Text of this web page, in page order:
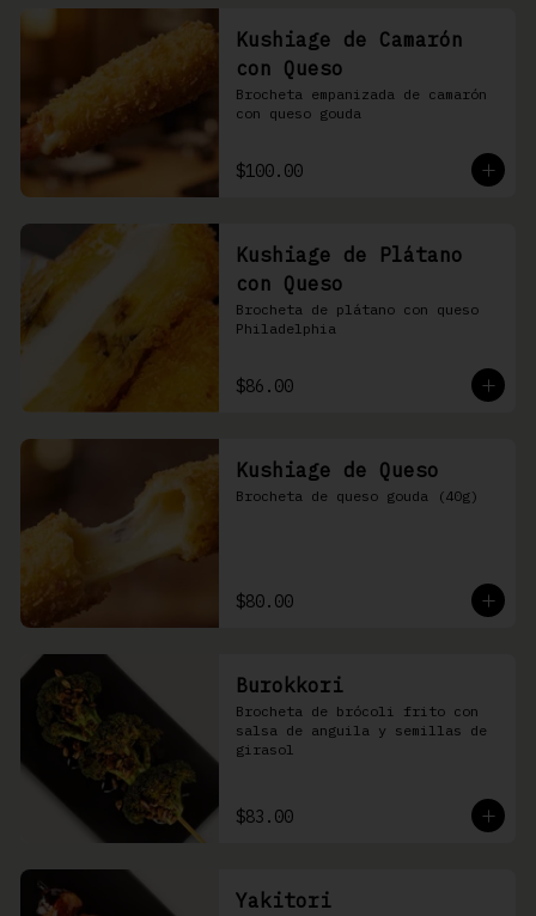
Kushiage de Camarón
con Queso
Brocheta empanizada de camarón
con queso gouda
$100.00
Kushiage de Plátano
con Queso
Brocheta de plátano con queso
Philadelphia
$86.00
Kushiage de Queso
Brocheta de queso gouda (40g)
$80.00
Burokkori
Brocheta de brócoli frito con
salsa de anguila y semillas de
girasol
$83.00
Yakitori